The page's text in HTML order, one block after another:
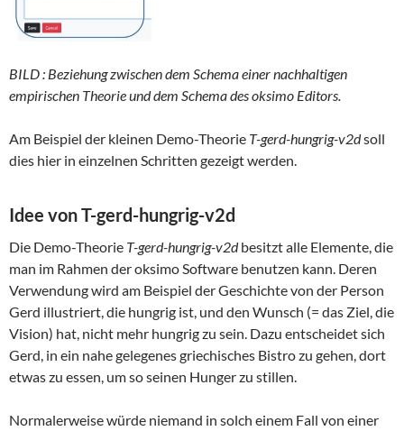
BILD : Beziehung zwischen dem Schema einer nachhaltigen
empirischen Theorie und dem Schema des oksimo Editors.
Am Beispiel der kleinen Demo-Theorie T-gerd-hungrig-v2dsoll
dies hier in einzelnen Schritten gezeigt werden.
Idee von T-gerd-hungrig-v2d
Die Demo-Theorie T-gerd-hungrig-v2dbesitzt alle Elemente, die
man im Rahmen der oksimo Software benutzen kann. Deren
Verwendung wird am Beispiel der Geschichte von der Person
Gerd illustriert, die hungrig ist, und den Wunsch (= das Ziel, die
Vision) hat, nicht mehr hungrig zu sein. Dazu entscheidet sich
Gerd, in ein nahe gelegenes griechisches Bistro zu gehen, dort
etwas zu essen, um so seinen Hunger zu stillen.
Normalerweise würde niemand in solch einem Fall von einer